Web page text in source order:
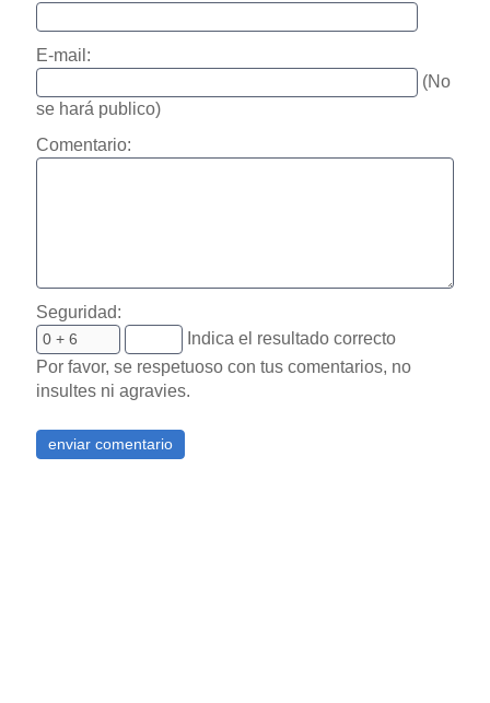
E-mail:
(No
se hará publico)
Comentario:
Seguridad:
Indica el resultado correcto
Por favor, se respetuoso con tus comentarios, no
insultes ni agravies.